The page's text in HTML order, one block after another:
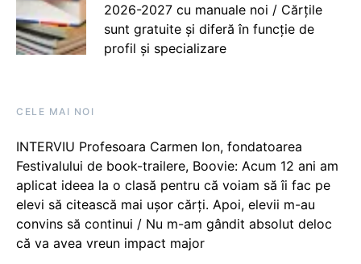
2026-2027 cu manuale noi / Cărțile
sunt gratuite și diferă în funcție de
profil și specializare
CELE MAI NOI
INTERVIU Profesoara Carmen Ion, fondatoarea
Festivalului de book-trailere, Boovie: Acum 12 ani am
aplicat ideea la o clasă pentru că voiam să îi fac pe
elevi să citească mai ușor cărți. Apoi, elevii m-au
convins să continui / Nu m-am gândit absolut deloc
că va avea vreun impact major